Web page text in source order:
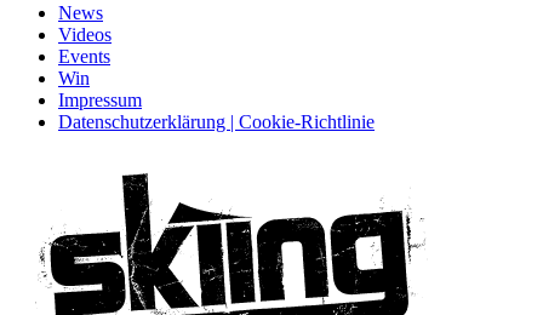
News
Videos
Events
Win
Impressum
Datenschutzerklärung | Cookie-Richtlinie